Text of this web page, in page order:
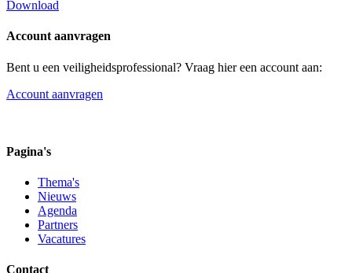
Download
Account aanvragen
Bent u een veiligheidsprofessional? Vraag hier een account aan:
Account aanvragen
Pagina's
Thema's
Nieuws
Agenda
Partners
Vacatures
Contact